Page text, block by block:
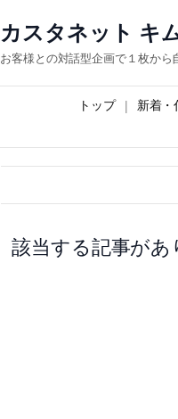
カスタネット キ
お客様との対話型企画で１枚から
トップ 新着・
該当する記事があ